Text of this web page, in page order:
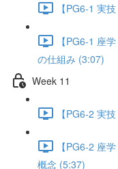
【PG6-1 実
【PG6-1 座
の仕組み (3:07)
Week 11
【PG6-2 実
【PG6-2 座
概念 (5:37)